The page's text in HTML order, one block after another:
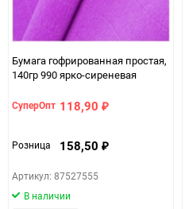
Бумага гофрированная простая,
140гр 990 ярко-сиреневая
СуперОпт 118,90 ₽
Розница 158,50 ₽
Артикул: 87527555
В наличии